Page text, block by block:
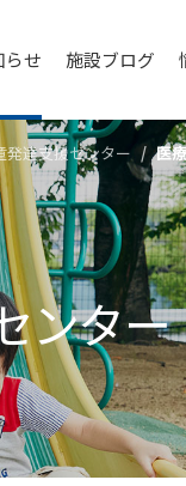
らせ 施設ブログ
発達⽀援センター 医
ンター